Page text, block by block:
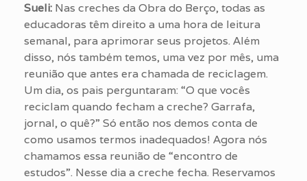
Sueli: Nas creches da Obra do Berço, todas as
educadoras têm direito a uma hora de leitura
semanal, para aprimorar seus projetos. Além
disso, nós também temos, uma vez por mês, uma
reunião que antes era chamada de reciclagem.
Um dia, os pais perguntaram: “O que vocês
reciclam quando fecham a creche? Garrafa,
jornal, o quê?” Só então nos demos conta de
como usamos termos inadequados! Agora nós
chamamos essa reunião de “encontro de
estudos”. Nesse dia a creche fecha. Reservamos